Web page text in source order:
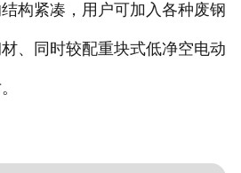
紧凑，用户可加入各种废钢
、同时较配重块式低净空电动